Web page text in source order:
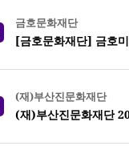
금호문화재단
[금호문화재단] 금호
(재)부산진문화재단
(재)부산진문화재단